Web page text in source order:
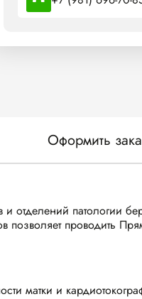
Оформить
патологии
позволяет проводить
матки и